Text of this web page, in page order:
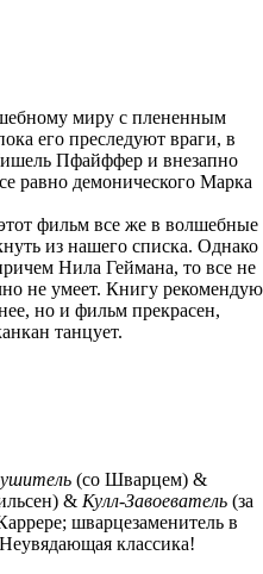
миру с плененным
его преследуют враги, в
Пфайффер и внезапно
равно демонического Марка
фильм все же в волшебные
из нашего списка. Однако
Нила Геймана, то все не
не умеет. Книгу рекомендую
но и фильм прекрасен,
танцует.
(со Шварцем) &
& Кулл-Завоеватель (за
шварцезаменитель в
классика!